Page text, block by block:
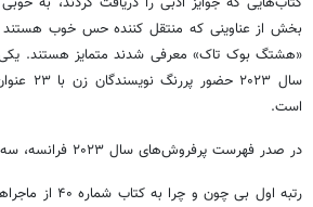
بخش از عناوینی که منتقل کننده حس خوب هستند
«هشتگ بوک تاک» معرفی ‌شدند متمایز هستند. یکی
است.
در صدر فهرست پرفروش‌های سال ۲۰۲۳ فرانسه، سه کتاب جای دارند:
رتبه اول بی چون